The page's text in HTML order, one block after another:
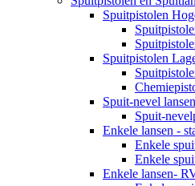
Spuitpistolen
Spuitpistolen
Spuit-nevel
Spuit-
Enkele lansen -
Enkele
Enkele
Enkele lansen-